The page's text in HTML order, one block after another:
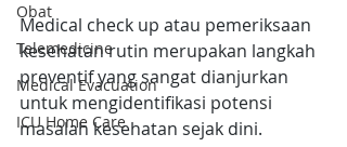
Obat
Telemedicine
Medical Evacuation
ICU Home Care
Medical check up atau pemeriksaan
kesehatan rutin merupakan langkah
preventif yang sangat dianjurkan
untuk mengidentifikasi potensi
masalah kesehatan sejak dini.